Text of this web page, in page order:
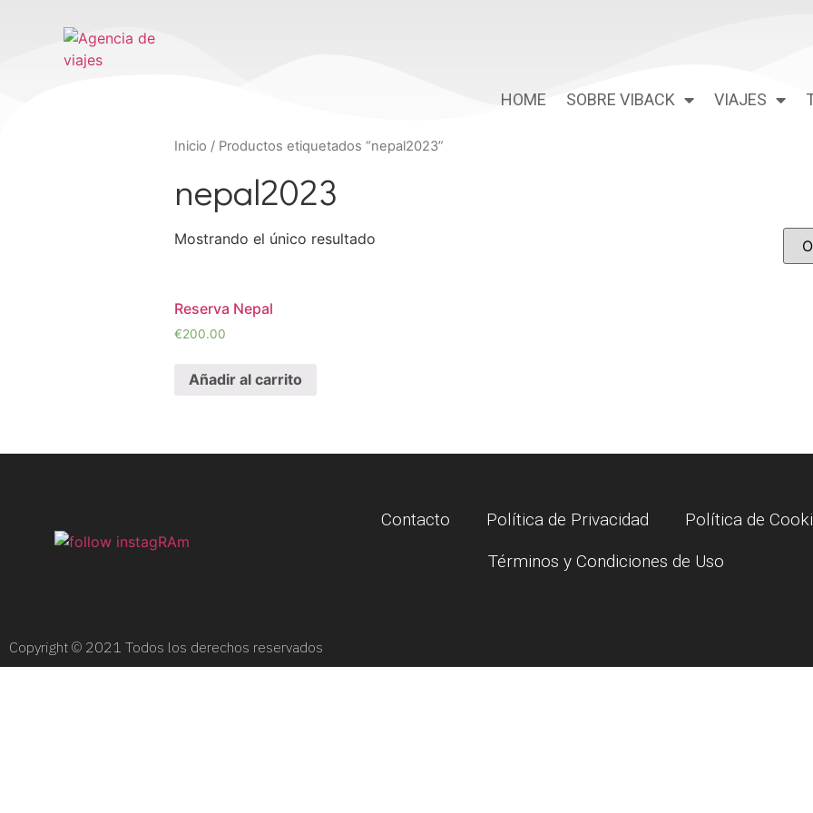
HOME SOBRE VIBACK VIAJES
Inicio / Productos etiquetados “nepal2023”
nepal2023
Mostrando el único resultado
Reserva Nepal
€200.00
Añadir al carrito
Contacto Política de Privacidad
Política de
Términos y Condiciones de Uso
Copyright © 2021 Todos los derechos reservados